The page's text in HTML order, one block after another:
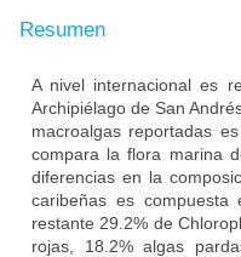
Resumen
A nivel internacional es
Archipiélago de San
macroalgas reportadas
compara la flora marina
diferencias en la
caribeñas es
restante 29.2% de
rojas, 18.2% algas